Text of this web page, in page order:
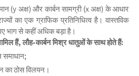
(y अक्ष) और कार्बन सामग्री (x अक्ष) के आधार
का एक ग्राफिक प्रतिनिधित्व है। वास्तविक
भाग से कहीं अधिक बड़ा है।
हैं, लौह-कार्बन मिश्र धातुओं के साथ होते हैं:
समाधान;
का ठोस विलयन।